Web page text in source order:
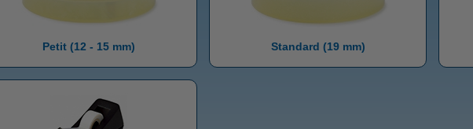
Petit (12 - 15 mm) Standard (19 mm)